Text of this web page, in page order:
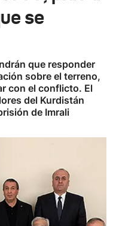
se
que responder
sobre el terreno,
con el conflicto. El
del Kurdistán
de Imrali